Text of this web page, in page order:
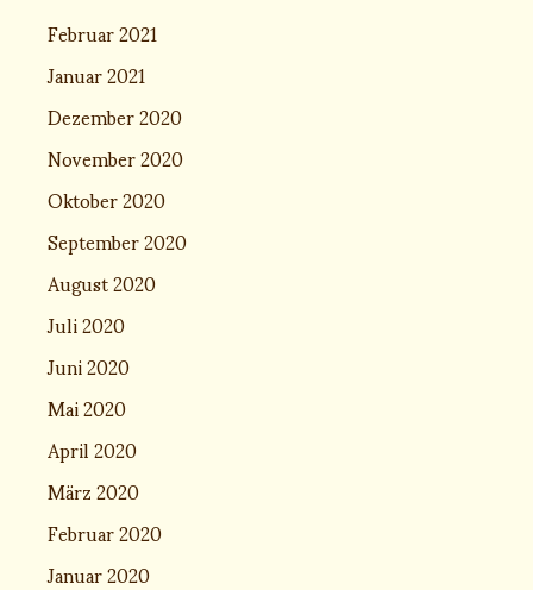
Februar 2021
Januar 2021
Dezember 2020
November 2020
Oktober 2020
September 2020
August 2020
Juli 2020
Juni 2020
Mai 2020
April 2020
März 2020
Februar 2020
Januar 2020